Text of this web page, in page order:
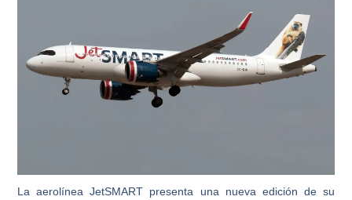
La aerolínea JetSMART presenta una nueva edición de su